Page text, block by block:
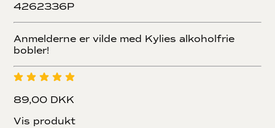
4262336P
Anmelderne er vilde med Kylies alkoholfrie
bobler!
89,00 DKK
Vis produkt